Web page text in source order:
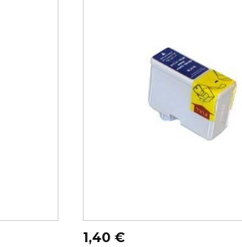
ADICIONAR AO CARRINHO
Preço
1,40 €